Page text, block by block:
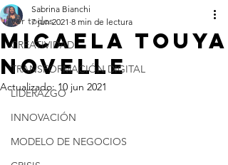
Ver todos
CREATIVIDAD
TRANSFORMACIÓN DIGITAL
LIDERAZGO
INNOVACIÓN
MODELO DE NEGOCIOS
MICAELA TOUYA
NOVELLE
Sabrina Bianchi
7 jun 2021 8 min de lectura
Actualizado:10 jun 2021